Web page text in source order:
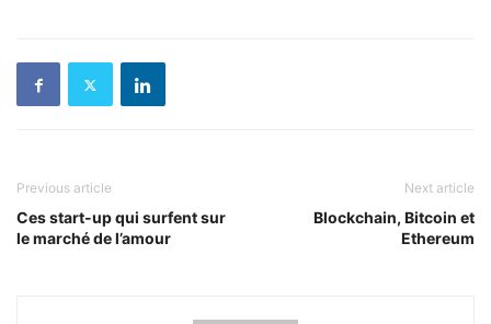
Previous article
Ces start-up qui surfent sur
le marché de l’amour
Next article
Blockchain, Bitcoin et
Ethereum